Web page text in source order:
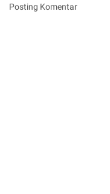
Posting Komentar